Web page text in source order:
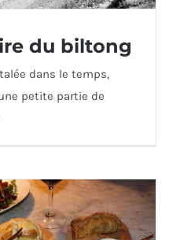
du biltong
du biltong
dans le temps,
petite partie de